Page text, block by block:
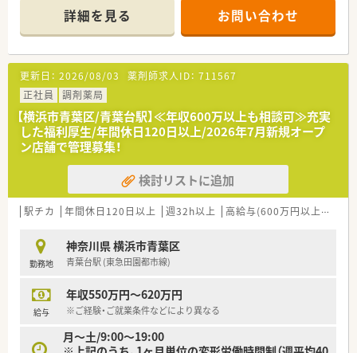
≪スキル、知識を幅広く身に着けキャリアアップが可能≫
■日進月歩の医療業界で、薬剤師は日常業務を行いながらも日々
■年次研修だけでなく、調剤技術研修によって継続的に学び続け
ることができます。
■研修は業務時間内で実施し、オンとオフをしっかり切り替えて
プライベートも充実できます。
■本部社員の35％が薬剤師！教育研修担当・開発担当・IT担当など
幅広いキャリアがあります。
味のある方にもおすすめです。
■現場の声を反映するボトムアップ型の薬局。
■人間関係は勿論、クリニックのドクターとも距離が近く安心し
てお仕事ができる環境です。
■会社の管理職・他店舗との交流も深く、仲が良いと評判の薬局
です。
■初年度の有給休暇：12日（入社3か月後付与されます）！
≪教育制度≫
■薬剤師のスキルを7段階に分けた「スキルランク」が設定され
ています。
スキルランクは年1回の試験や資格の有無、経験などによって
決定し、ランクに応じて必要な各種研修を受講できる教育制度を
取り入れています！
詳細を見る お問い合わせ
更新日： 2026/08/03 薬剤師求人ID： 711567
正社員
調剤薬局
【横浜市青葉区/青葉台駅】≪年収600万以上も相談可≫充実
した福利厚生/年間休日120日以上/2026年7月新規オープ
ン店舗で管理募集！
検討リストに追加
駅チカ 年間休日120日以上 週32h以上 高給与(600万円以上)
勤務地
神奈川県 横浜市青葉区
青葉台駅 (東急田園都市線)
給与
年収550万円～620万円
※ご経験・ご就業条件などにより異なる
月～土/9:00～19:00